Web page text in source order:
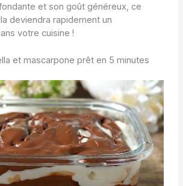
et son goût généreux, ce
deviendra rapidement un
votre cuisine !
et mascarpone prêt en 5 minutes